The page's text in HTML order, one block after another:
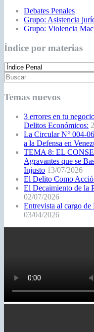
Debates Penales
Grupo: Asistencia
Grupo: Violencia
Índice por materias
Temas nuevos
3 errores en tu
Delitos Económicos:
La Circular N° 004-
a la Defensa en
TEMA 8: EL
Agravantes que se
Injusto 13/07/2026
El Delito Como
El Decaimiento de la
02/07/2026
Entrevista al cargo
03/04/2026